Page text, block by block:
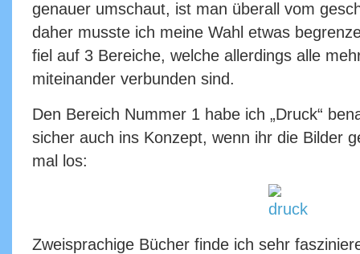
genauer umschaut, ist man überall vom
daher musste ich meine Wahl etwas
fiel auf 3 Bereiche, welche allerdings alle
miteinander verbunden sind.
Den Bereich Nummer 1 habe ich „Druck“
sicher auch ins Konzept, wenn ihr die Bilder
mal los:
Zweisprachige Bücher finde ich sehr